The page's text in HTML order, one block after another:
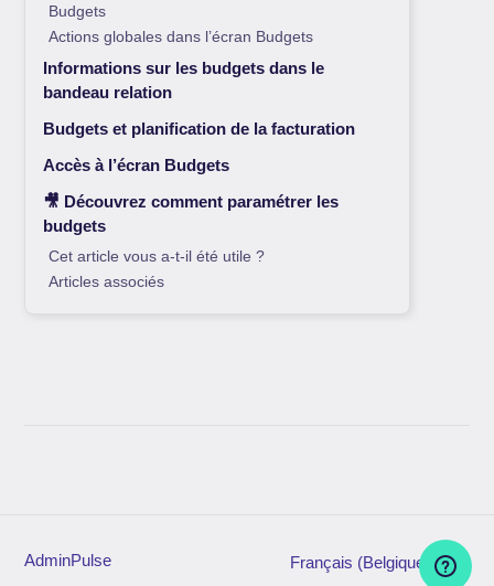
Budgets
Actions globales dans l’écran Budgets
Informations sur les budgets dans le
bandeau relation
Budgets et planification de la facturation
Accès à l’écran Budgets
🎥 Découvrez comment paramétrer les
budgets
Cet article vous a-t-il été utile ?
Articles associés
AdminPulse Français (Belgique)